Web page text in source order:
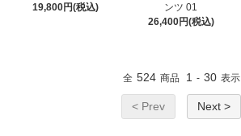
19,800円(税込)
ンツ 01
26,400円(税込)
全 524 商品 1 - 30 表示
< Prev Next >